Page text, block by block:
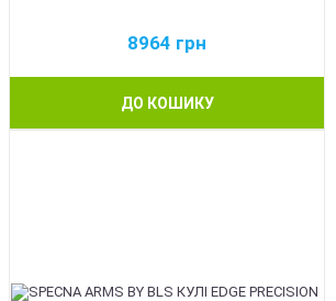
8964 грн
ДО КОШИКУ